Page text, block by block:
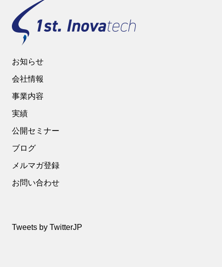
お知らせ
会社情報
事業内容
実績
公開セミナー
ブログ
メルマガ登録
お問い合わせ
Tweets by TwitterJP